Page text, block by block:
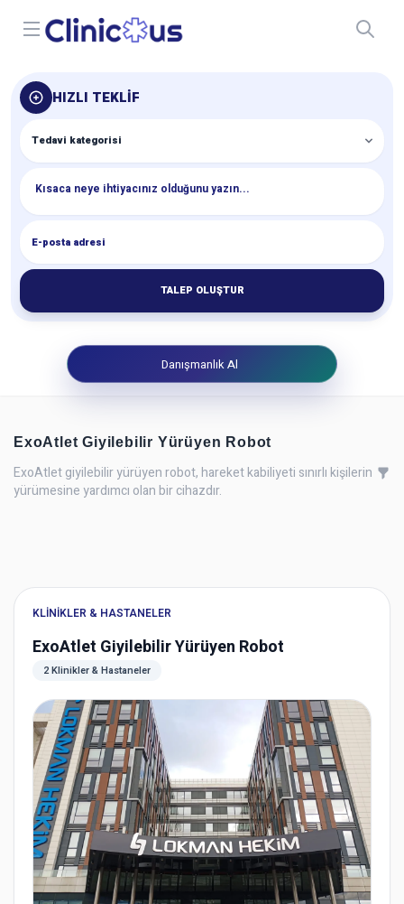
Open menu
HIZLI TEKLIF
TALEP OLUŞTUR
Danışmanlık Al
ExoAtlet Giyilebilir Yürüyen Robot
ExoAtlet giyilebilir yürüyen robot, hareket kabiliyeti sınırlı kişilerin
yürümesine yardımcı olan bir cihazdır.
KLINIKLER & HASTANELER
ExoAtlet Giyilebilir Yürüyen Robot
2 Klinikler & Hastaneler